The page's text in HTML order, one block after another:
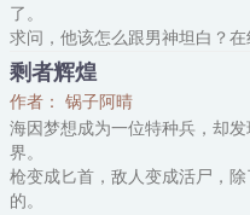
了。
求问，他该怎么跟男神坦白？在
PS：其实这就是一个简单粗暴
杀，1V1主受。
剩者辉煌
作者： 锅子阿晴
海因梦想成为一位特种兵，却
界。
枪变成匕首，敌人变成活尸，
的。